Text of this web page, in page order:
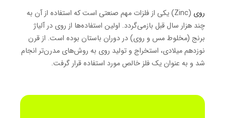
روی
(Zinc) یکی از فلزات مهم صنعتی است که استفاده از آن به
چند هزار سال قبل بازمی‌گردد. اولین استفاده‌ها از روی در آلیاژ
برنج (مخلوط مس و روی) در دوران باستان بوده است. از قرن
نوزدهم میلادی، استخراج و تولید روی به روش‌های مدرن‌تر انجام
شد و به عنوان یک فلز خالص مورد استفاده قرار گرفت.